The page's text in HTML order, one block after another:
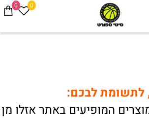
0 0
לתשומת לבכם:
המופיעים באתר אזלו מן